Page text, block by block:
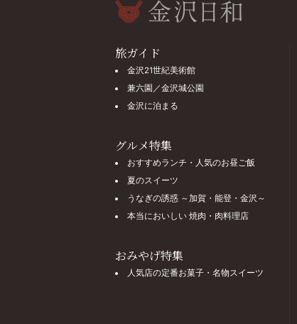
旅ガイド
金沢21世紀美術館
兼六園／金沢城公園
金沢に泊まる
グルメ特集
おすすめランチ・人気のお昼ご飯
夏のスイーツ
うなぎの誘惑 ～加賀・能登・金沢～
本当においしい 焼肉・肉料理店
おみやげ特集
人気店の定番お菓子・名物スイーツ